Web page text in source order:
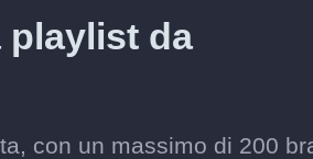
playlist da
con un massimo di 200